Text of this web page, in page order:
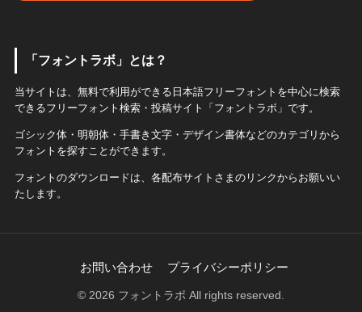
「フォントラボ」とは？
当サイトは、無料で利用ができる日本語フリーフォントを中心に検索
できるフリーフォント検索・投稿サイト「フォントラボ」です。
ゴシック体・明朝体・手書き文字・デザイン書体などのカテゴリから
フォントを探すことができます。
フォントのダウンロードは、各配布サイトさまのリンクからお願いい
たします。
お問い合わせ プライバシーポリシー
© 2026 フォントラボ All rights reserved.